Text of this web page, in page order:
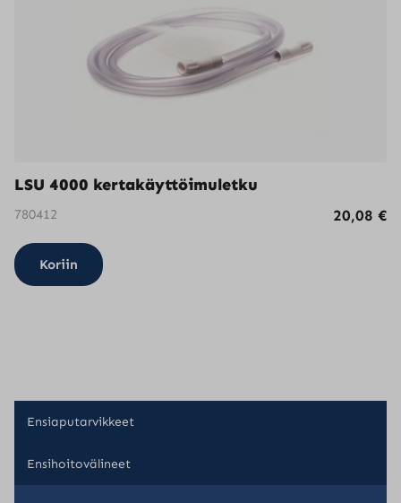
LSU 4000 kertakäyttöimuletku
780412 20,08 €
Koriin
Ensiaputarvikkeet
Ensihoitovälineet